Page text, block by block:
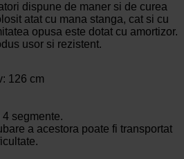
dispune de maner si de curea
atat cu mana stanga, cat si cu
opusa este dotat cu amortizor.
usor si rezistent.
126 cm
segmente.
a acestora poate fi transportat